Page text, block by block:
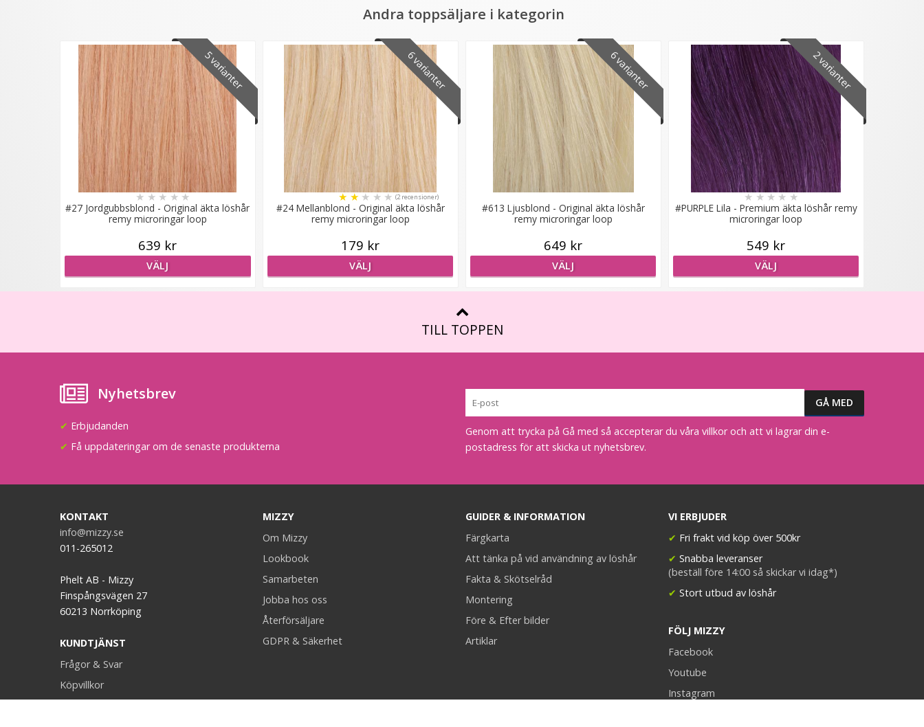
Andra toppsäljare i kategorin
5 varianter
#27 Jordgubbsblond - Original äkta löshår
remy microringar loop
★★★★★
639 kr
VÄLJ
6 varianter
#24 Mellanblond - Original äkta löshår
remy microringar loop
★★★★★ (2 recensioner)
179 kr
VÄLJ
6 varianter
#613 Ljusblond - Original äkta löshår
remy microringar loop
649 kr
VÄLJ
2 varianter
#PURPLE Lila - Premium äkta löshår remy
microringar loop
★★★★★
549 kr
VÄLJ
TILL TOPPEN
Nyhetsbrev
✔ Erbjudanden
✔ Få uppdateringar om de senaste produkterna
Genom att trycka på Gå med så accepterar du våra villkor och att vi lagrar din e-
postadress för att skicka ut nyhetsbrev.
KONTAKT
info@mizzy.se
011-265012
Phelt AB - Mizzy
Finspångsvägen 27
60213 Norrköping
KUNDTJÄNST
Frågor & Svar
Köpvillkor
MIZZY
Om Mizzy
Lookbook
Samarbeten
Jobba hos oss
Återförsäljare
GDPR & Säkerhet
GUIDER & INFORMATION
Färgkarta
Att tänka på vid användning av löshår
Fakta & Skötselråd
Montering
Före & Efter bilder
Artiklar
VI ERBJUDER
✔ Fri frakt vid köp över 500kr
✔ Snabba leveranser
(beställ före 14:00 så skickar vi idag*)
✔ Stort utbud av löshår
FÖLJ MIZZY
Facebook
Youtube
Instagram